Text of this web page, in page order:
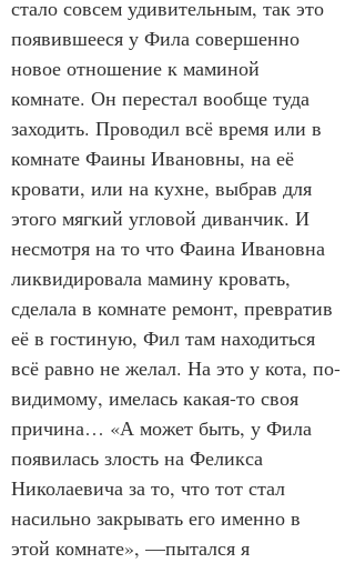
стало совсем удивительным, так это
появившееся у Фила совершенно
новое отношение к маминой
комнате. Он перестал вообще туда
заходить. Проводил всё время или в
комнате Фаины Ивановны, на её
кровати, или на кухне, выбрав для
этого мягкий угловой диванчик. И
несмотря на то что Фаина Ивановна
ликвидировала мамину кровать,
сделала в комнате ремонт, превратив
её в гостиную, Фил там находиться
всё равно не желал. На это у кота, по-
видимому, имелась какая-то своя
причина… «А может быть, у Фила
появилась злость на Феликса
Николаевича за то, что тот стал
насильно закрывать его именно в
этой комнате», —пытался я